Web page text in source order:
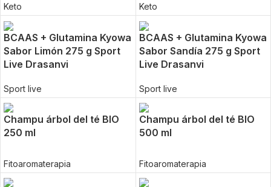
Keto Keto
BCAAS + Glutamina Kyowa
Sabor Limón 275 g Sport
Live Drasanvi
Sport live
BCAAS + Glutamina Kyowa
Sabor Sandía 275 g Sport
Live Drasanvi
Sport live
Champu árbol del té BIO
250 ml
Fitoaromaterapia
Champu árbol del té BIO
500 ml
Fitoaromaterapia